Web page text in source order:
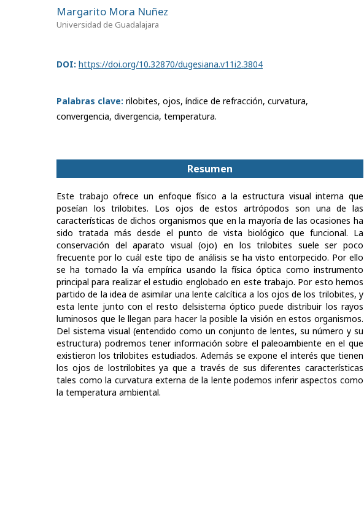
Margarito Mora Nuñez
Universidad de Guadalajara
DOI: https://doi.org/10.32870/dugesiana.v11i2.3804
Palabras clave: rilobites, ojos, índice de refracción, curvatura,
convergencia, divergencia, temperatura.
Resumen
Este trabajo ofrece un enfoque físico a la estructura visual interna que
poseían los trilobites. Los ojos de estos artrópodos son una de las
características de dichos organismos que en la mayoría de las ocasiones ha
sido tratada más desde el punto de vista biológico que funcional. La
conservación del aparato visual (ojo) en los trilobites suele ser poco
frecuente por lo cuál este tipo de análisis se ha visto entorpecido. Por ello
se ha tomado la vía empírica usando la física óptica como instrumento
principal para realizar el estudio englobado en este trabajo. Por esto hemos
partido de la idea de asimilar una lente calcítica a los ojos de los trilobites, y
esta lente junto con el resto delsistema óptico puede distribuir los rayos
luminosos que le llegan para hacer la posible la visión en estos organismos.
Del sistema visual (entendido como un conjunto de lentes, su número y su
estructura) podremos tener información sobre el paleoambiente en el que
existieron los trilobites estudiados. Además se expone el interés que tienen
los ojos de lostrilobites ya que a través de sus diferentes características
tales como la curvatura externa de la lente podemos inferir aspectos como
la temperatura ambiental.